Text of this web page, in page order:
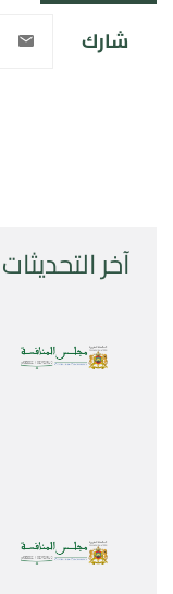
آخر التحديثات
شارك